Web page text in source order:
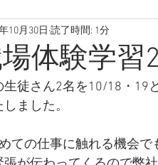
体験学習
10月30日 読了時間: 1分
徒さん2名を10/18・19
ました。
ての仕事に触れる機会で